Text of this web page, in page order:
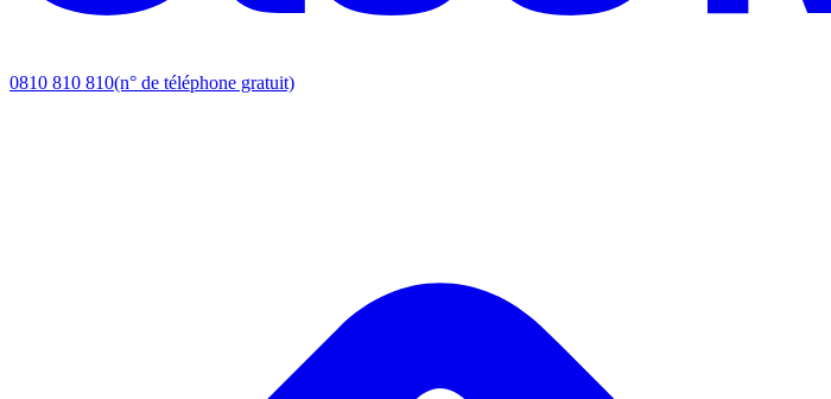
0810 810 810(n° de téléphone gratuit)